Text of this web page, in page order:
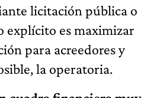
licitación pública o
explícito es maximizar
para acreedores y
la operatoria.